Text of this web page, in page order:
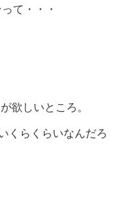
て・・・
欲しいところ。
くらくらいなんだろ